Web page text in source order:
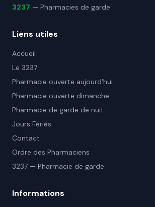
3237 — Pharmacies de garde
Liens utiles
Accueil
Le 3237
Pharmacie ouverte aujourd'hui
Pharmacie ouverte dimanche
Pharmacie de garde de nuit
Jours Fériés
Contact
Ordre des Pharmaciens
3237 — Pharmacie de garde
Informations